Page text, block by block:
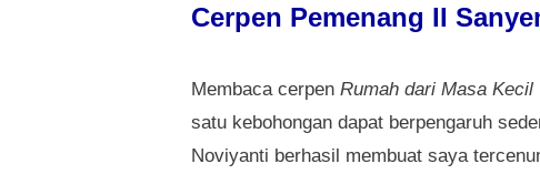
Cerpen Pemenang II
Membaca cerpen Rumah dari Masa Kecil
satu kebohongan dapat berpengaruh
Noviyanti berhasil membuat saya